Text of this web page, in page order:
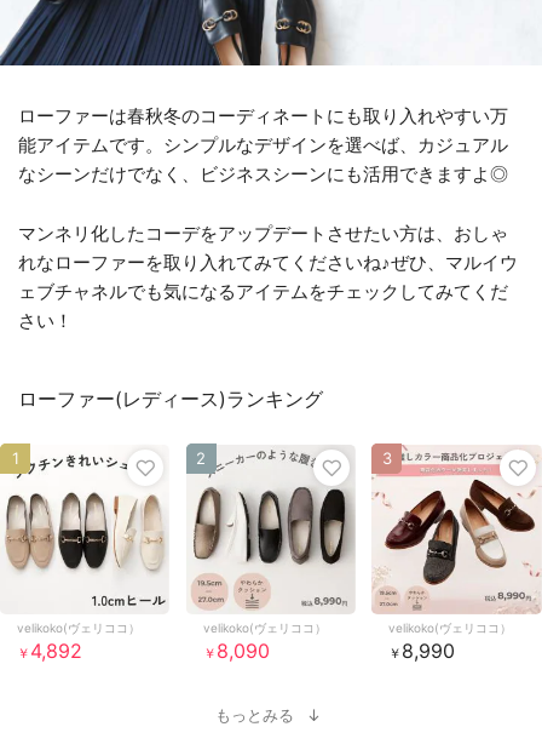
ローファーは春秋冬のコーディネートにも取り入れやすい万
能アイテムです。シンプルなデザインを選べば、カジュアル
なシーンだけでなく、ビジネスシーンにも活用できますよ◎
マンネリ化したコーデをアップデートさせたい方は、おしゃ
れなローファーを取り入れてみてくださいね♪ぜひ、マルイウ
ェブチャネルでも気になるアイテムをチェックしてみてくだ
さい！
ローファー(レディース)ランキング
velikoko(ヴェリココ）
￥ 4,892
1
velikoko(ヴェリココ）
￥ 8,090
2
velikoko(ヴェリココ）
￥ 8,990
3
もっとみる